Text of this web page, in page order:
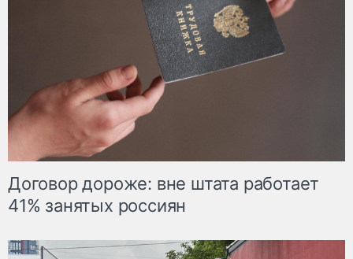
Договор дороже: вне штата работает
41% занятых россиян